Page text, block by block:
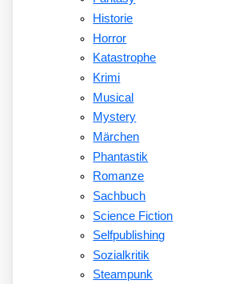
Historie
Horror
Katastrophe
Krimi
Musical
Mystery
Märchen
Phantastik
Romanze
Sachbuch
Science Fiction
Selfpublishing
Sozialkritik
Steampunk